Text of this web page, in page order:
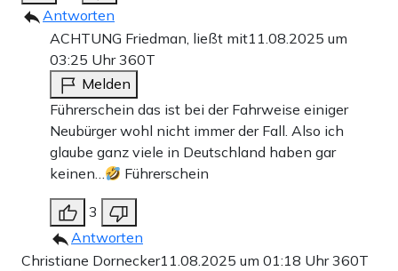
Antworten
ACHTUNG Friedman, ließt mit11.08.2025 um
03:25 Uhr360T
Melden
Führerschein das ist bei der Fahrweise einiger
Neubürger wohl nicht immer der Fall. Also ich
glaube ganz viele in Deutschland haben gar
keinen…
Führerschein
3
Antworten
Christiane Dornecker11.08.2025 um 01:18 Uhr360T